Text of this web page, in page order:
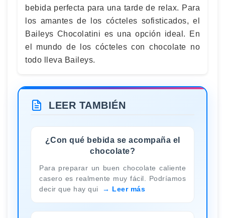
bebida perfecta para una tarde de relax. Para
los amantes de los cócteles sofisticados, el
Baileys Chocolatini es una opción ideal. En
el mundo de los cócteles con chocolate no
todo lleva Baileys.
LEER TAMBIÉN
¿Con qué bebida se acompaña el
chocolate?
Para preparar un buen chocolate caliente
casero es realmente muy fácil. Podríamos
decir que hay qui
Leer más